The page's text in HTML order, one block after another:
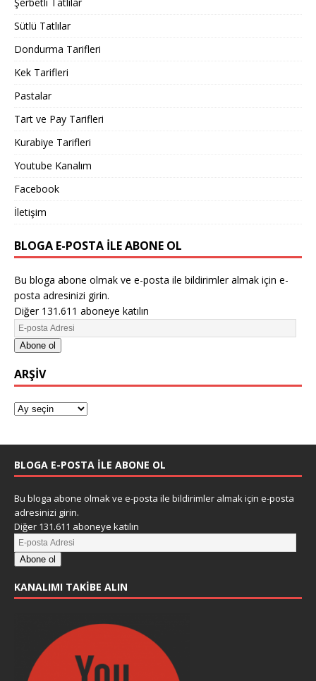
Sütlü Tatlılar
Dondurma Tarifleri
Kek Tarifleri
Pastalar
Tart ve Pay Tarifleri
Kurabiye Tarifleri
Youtube Kanalım
Facebook
İletişim
BLOGA E-POSTA ILE ABONE OL
Bu bloga abone olmak ve e-posta ile bildirimler almak için e-
posta adresinizi girin.
Diğer 131.611 aboneye katılın
Abone ol
ARŞIV
BLOGA E-POSTA ILE ABONE OL
Bu bloga abone olmak ve e-posta ile bildirimler almak için e-posta
adresinizi girin.
Diğer 131.611 aboneye katılın
Abone ol
KANALIMI TAKIBE ALIN